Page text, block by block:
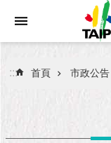
進
搜
::: 首頁 市政公告